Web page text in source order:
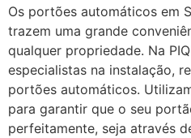
Os portões automáticos em
trazem uma grande
qualquer propriedade. Na
especialistas na instalação,
portões automáticos.
para garantir que o seu
perfeitamente, seja através